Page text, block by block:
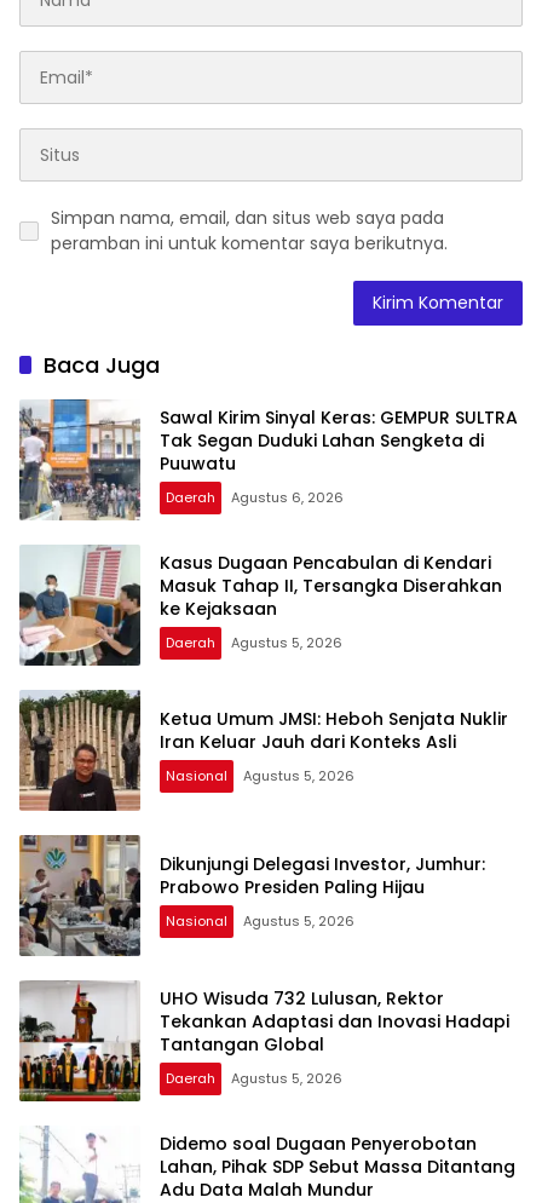
Simpan nama, email, dan situs web saya pada
peramban ini untuk komentar saya berikutnya.
Baca Juga
Sawal Kirim Sinyal Keras: GEMPUR SULTRA
Tak Segan Duduki Lahan Sengketa di
Puuwatu
Daerah Agustus 6, 2026
Kasus Dugaan Pencabulan di Kendari
Masuk Tahap II, Tersangka Diserahkan
ke Kejaksaan
Daerah Agustus 5, 2026
Ketua Umum JMSI: Heboh Senjata Nuklir
Iran Keluar Jauh dari Konteks Asli
Nasional Agustus 5, 2026
Dikunjungi Delegasi Investor, Jumhur:
Prabowo Presiden Paling Hijau
Nasional Agustus 5, 2026
UHO Wisuda 732 Lulusan, Rektor
Tekankan Adaptasi dan Inovasi Hadapi
Tantangan Global
Daerah Agustus 5, 2026
Didemo soal Dugaan Penyerobotan
Lahan, Pihak SDP Sebut Massa Ditantang
Adu Data Malah Mundur